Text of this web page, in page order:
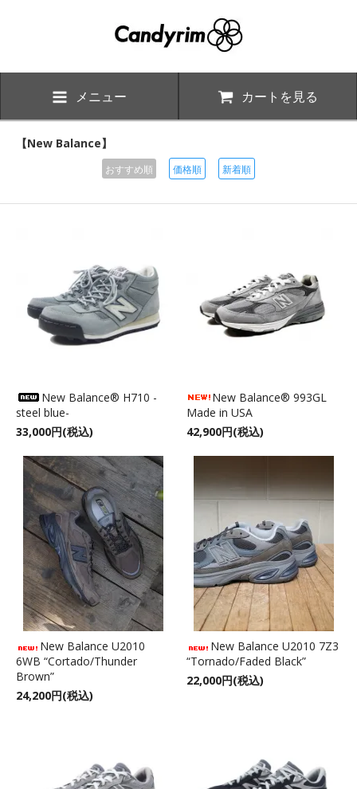
メニュー カートを見る
【New Balance】
おすすめ順 価格順 新着順
New Balance® H710 -
steel blue-
33,000円(税込)
New Balance® 993GL
Made in USA
42,900円(税込)
New Balance U2010
6WB “Cortado/Thunder
Brown”
24,200円(税込)
New Balance U2010 7Z3
“Tornado/Faded Black”
22,000円(税込)